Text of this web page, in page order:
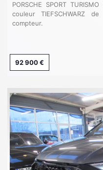
PORSCHE SPORT
couleur TIEFSCHWARZ
compteur.
92 900 €